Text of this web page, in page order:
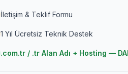
İletişim & Teklif Formu
1 Yıl Ücretsiz Teknik Destek
.com.tr / .tr Alan Adı + Hosting —